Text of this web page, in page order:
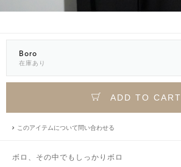
Boro
在庫あり
ADD TO CART
このアイテムについて問い合わせる
ボロ、その中でもしっかりボロ